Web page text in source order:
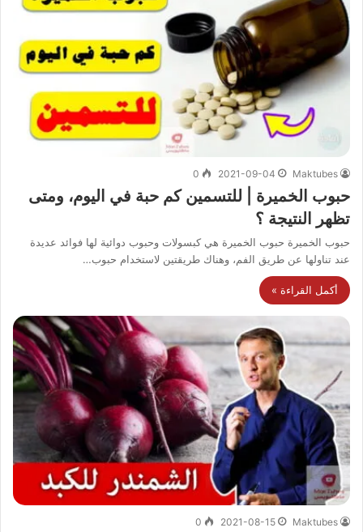
Maktubes
2021-09-04
0
حبوب الخميرة | للتسمين كم حبة في اليوم، ومتى
تظهر النتيجة ؟
حبوب الخميرة حبوب الخميرة هي كبسولات وحبوب دوائية لها فوائد عديدة
عند تناولها عن طريق الفم، وهناك طريقتين لاستخدام حبوب…
أكمل القراءة »
Maktubes
2021-08-15
0